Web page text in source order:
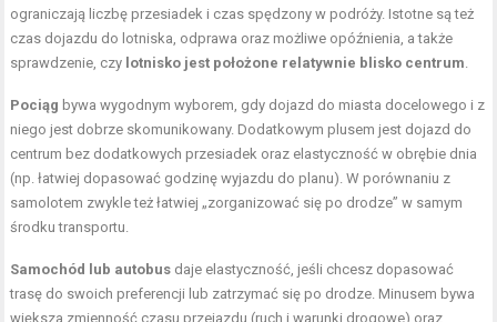
ograniczają liczbę przesiadek i czas spędzony w podróży. Istotne są też
czas dojazdu do lotniska, odprawa oraz możliwe opóźnienia, a także
sprawdzenie, czy lotnisko jest położone relatywnie blisko centrum.
Pociąg bywa wygodnym wyborem, gdy dojazd do miasta docelowego i z
niego jest dobrze skomunikowany. Dodatkowym plusem jest dojazd do
centrum bez dodatkowych przesiadek oraz elastyczność w obrębie dnia
(np. łatwiej dopasować godzinę wyjazdu do planu). W porównaniu z
samolotem zwykle też łatwiej „zorganizować się po drodze” w samym
środku transportu.
Samochód lub autobus daje elastyczność, jeśli chcesz dopasować
trasę do swoich preferencji lub zatrzymać się po drodze. Minusem bywa
większa zmienność czasu przejazdu (ruch i warunki drogowe) oraz